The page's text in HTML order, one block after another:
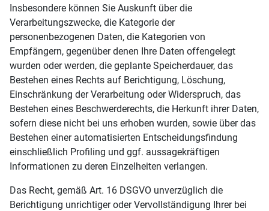
Insbesondere können Sie Auskunft über die
Verarbeitungszwecke, die Kategorie der
personenbezogenen Daten, die Kategorien von
Empfängern, gegenüber denen Ihre Daten offengelegt
wurden oder werden, die geplante Speicherdauer, das
Bestehen eines Rechts auf Berichtigung, Löschung,
Einschränkung der Verarbeitung oder Widerspruch, das
Bestehen eines Beschwerderechts, die Herkunft ihrer Daten,
sofern diese nicht bei uns erhoben wurden, sowie über das
Bestehen einer automatisierten Entscheidungsfindung
einschließlich Profiling und ggf. aussagekräftigen
Informationen zu deren Einzelheiten verlangen.
Das Recht, gemäß Art. 16 DSGVO unverzüglich die
Berichtigung unrichtiger oder Vervollständigung Ihrer bei